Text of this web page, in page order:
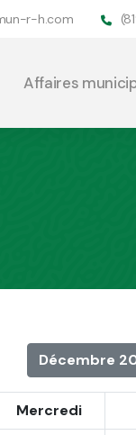
r-h.com
Affaires
Décembre
Mercredi